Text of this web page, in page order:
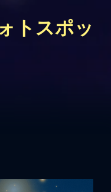
トスポッ